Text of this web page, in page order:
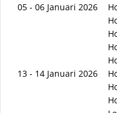
05 - 06 Januari 2026
13 - 14 Januari 2026